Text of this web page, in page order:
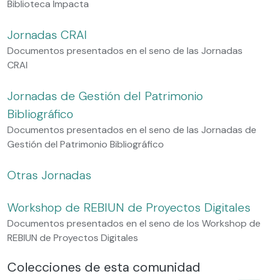
Biblioteca Impacta
Jornadas CRAI
Documentos presentados en el seno de las Jornadas
CRAI
Jornadas de Gestión del Patrimonio
Bibliográfico
Documentos presentados en el seno de las Jornadas de
Gestión del Patrimonio Bibliográfico
Otras Jornadas
Workshop de REBIUN de Proyectos Digitales
Documentos presentados en el seno de los Workshop de
REBIUN de Proyectos Digitales
Colecciones de esta comunidad